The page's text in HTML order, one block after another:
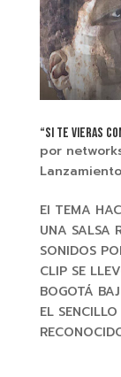
“SI TE VIERAS
por
El TEMA
UNA SALSA
SONIDOS
CLIP SE
BOGOTÁ
EL